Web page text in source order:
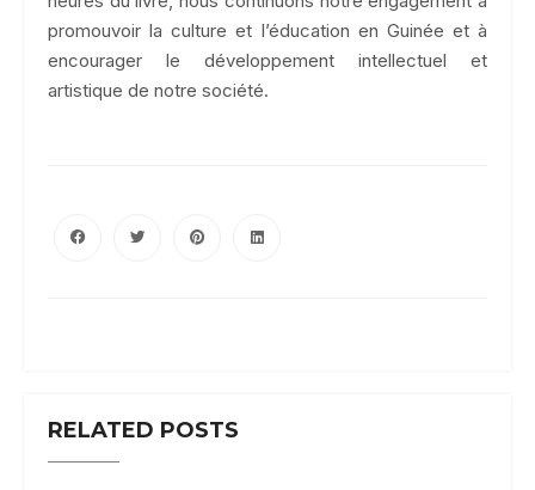
promouvoir la culture et l’éducation en Guinée et à
encourager le développement intellectuel et
artistique de notre société.
RELATED POSTS